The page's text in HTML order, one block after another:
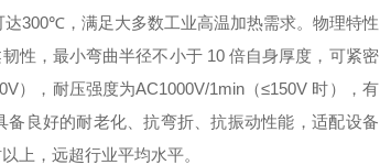
达300℃，满足大多数工业高温加热需求。物理特性
性，最小弯曲半径不小于 10 倍自身厚度，可紧密
），耐压强度为AC1000V/1min （≤150V 时），有
备良好的耐老化、抗弯折、抗振动性能，适配设备
上 ，远超行业平均水平。